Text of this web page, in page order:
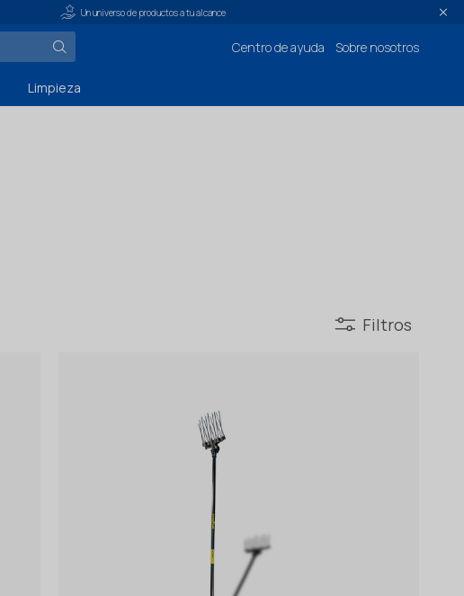
Un universo de productos a tu alcance
Centro de ayuda Sobre nosotros
Limpieza
Filtros